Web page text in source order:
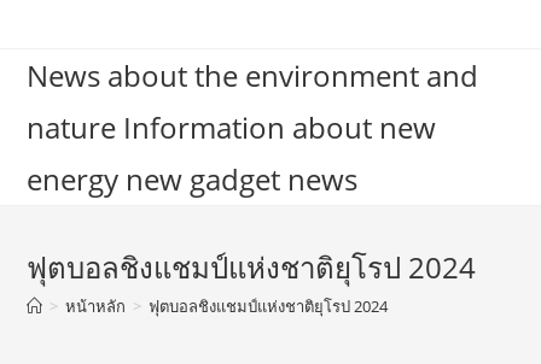
contentNews about the environment and
nature Information about new
energy new gadget news
ฟุตบอลชิงแชมป์แห่งชาติยุโรป 2024
> หน้าหลัก > ฟุตบอลชิงแชมป์แห่งชาติยุโรป 2024